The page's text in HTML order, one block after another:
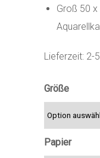
Groß 50
Lieferzeit: 2-
Größe
Papier